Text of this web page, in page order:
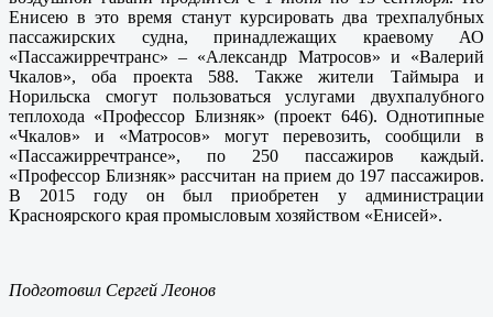
Енисею в это время станут курсировать два трехпалубных
пассажирских судна, принадлежащих краевому АО
«Пассажирречтранс» – «Александр Матросов» и «Валерий
Чкалов», оба проекта 588. Также жители Таймыра и
Норильска смогут пользоваться услугами двухпалубного
теплохода «Профессор Близняк» (проект 646). Однотипные
«Чкалов» и «Матросов» могут перевозить, сообщили в
«Пассажирречтрансе», по 250 пассажиров каждый.
«Профессор Близняк» рассчитан на прием до 197 пассажиров.
В 2015 году он был приобретен у администрации
Красноярского края промысловым хозяйством «Енисей».
Подготовил Сергей Леонов